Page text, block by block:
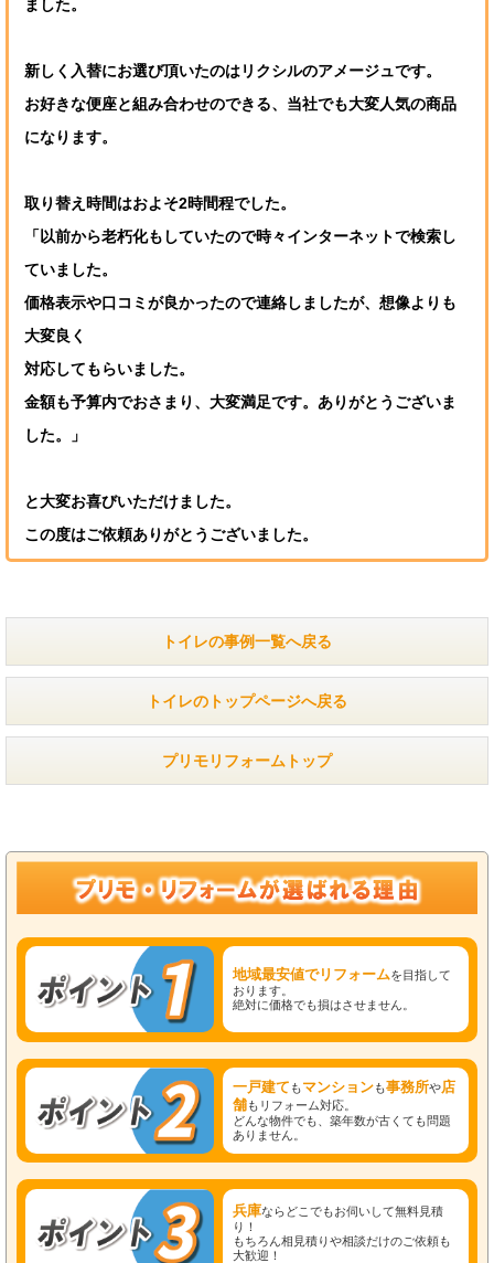
ました。
新しく入替にお選び頂いたのはリクシルのアメージュです。
お好きな便座と組み合わせのできる、当社でも大変人気の商品
になります。
取り替え時間はおよそ2時間程でした。
「以前から老朽化もしていたので時々インターネットで検索し
ていました。
価格表示や口コミが良かったので連絡しましたが、想像よりも
大変良く
対応してもらいました。
金額も予算内でおさまり、大変満足です。ありがとうございま
した。」
と大変お喜びいただけました。
この度はご依頼ありがとうございました。
トイレの事例一覧へ戻る
トイレのトップページへ戻る
プリモリフォームトップ
地域最安値でリフォームを目指して
おります。
絶対に価格でも損はさせません。
一戸建て もマンションも事務所や店
舗もリフォーム対応。
どんな物件でも、築年数が古くても問題
ありません。
兵庫ならどこでもお伺いして無料見積
り！
もちろん相見積りや相談だけのご依頼も
大歓迎！